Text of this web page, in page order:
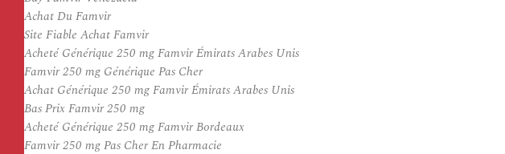
Achat Du Famvir
Site Fiable Achat Famvir
Acheté Générique 250 mg Famvir Émirats Arabes Unis
Famvir 250 mg Générique Pas Cher
Achat Générique 250 mg Famvir Émirats Arabes Unis
Bas Prix Famvir 250 mg
Acheté Générique 250 mg Famvir Bordeaux
Famvir 250 mg Pas Cher En Pharmacie